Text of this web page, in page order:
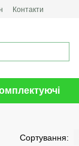
Контакти
Сортування: